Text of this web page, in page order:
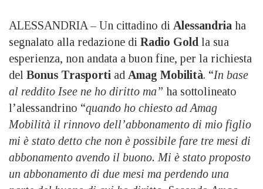
ALESSANDRIA – Un cittadino di Alessandria ha
segnalato alla redazione di Radio Gold la sua
esperienza, non andata a buon fine, per la richiesta
del Bonus Trasporti ad Amag Mobilità. “In base
al reddito Isee ne ho diritto ma” ha sottolineato
l’alessandrino “quando ho chiesto ad Amag
Mobilità il rinnovo dell’abbonamento di mio figlio
mi è stato detto che non è possibile fare tre mesi di
abbonamento avendo il buono. Mi è stato proposto
un abbonamento di due mesi ma perdendo una